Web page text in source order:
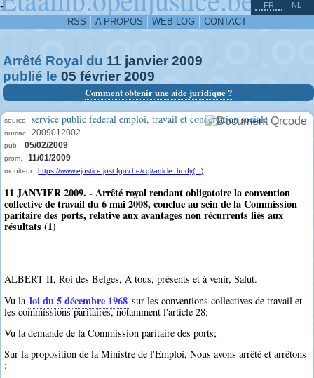
-
RSS A PROPOS WEB LOG CONTACT
FR NL
Arrêté Royal du 11 janvier 2009
publié le 05 février 2009
Comment obtenir une aide juridique ?
source service public federal emploi, travail et concertation sociale
numac 2009012002
pub. 05/02/2009
prom. 11/01/2009
moniteur https://www.ejustice.just.fgov.be/cgi/article_body(...)
11 JANVIER 2009. - Arrêté royal rendant obligatoire la convention
collective de travail du 6 mai 2008, conclue au sein de la Commission
paritaire des ports, relative aux avantages non récurrents liés aux
résultats (1)
ALBERT II, Roi des Belges, A tous, présents et à venir, Salut.
Vu la loi du 5 décembre 1968 sur les conventions collectives de travail et
les commissions paritaires, notamment l'article 28;
Vu la demande de la Commission paritaire des ports;
Sur la proposition de la Ministre de l'Emploi, Nous avons arrêté et arrêtons
:
^